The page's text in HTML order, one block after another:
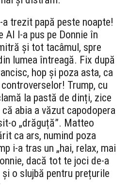
trezit papă peste noapte!
AI l-a pus pe Donnie în
și tot tacâmul, spre
lumea întreagă. Fix după
hop și poza asta, ca
Trump, cu
la pastă de dinți, zice
abia a văzut capodopera
o „drăguță”. Matteo
ca ars, numind poza
i-a tras un „hai, relax, mai
dacă tot te joci de-a
și o slujbă pentru prețurile